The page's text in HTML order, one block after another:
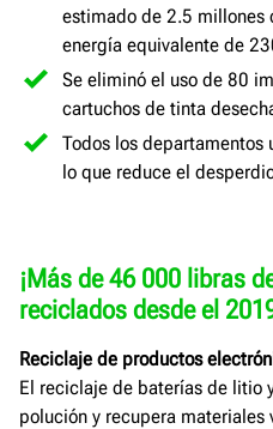
estimado de 2.5 millones
energía equivalente de
Se eliminó el uso de 80
cartuchos de tinta
Todos los
lo que reduce el
¡Más de 46 000 libras
reciclados desde el
Reciclaje de productos
El reciclaje de baterías de litio
polución y recupera materiales